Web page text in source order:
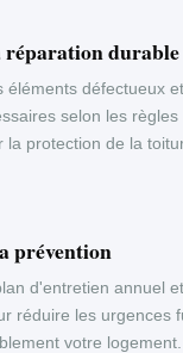
réparation durable
éléments défectueux
selon les
la protection de la
prévention
d'entretien annuel
réduire les urgences
votre logement.